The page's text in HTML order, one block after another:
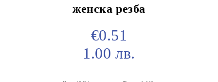
женска резба
€0.51
1.00 лв.